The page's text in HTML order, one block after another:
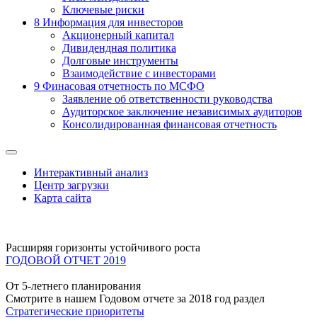
Ключевые риски
8 Информация для инвесторов
Акционерный капитал
Дивидендная политика
Долговые инструменты
Взаимодействие с инвеcторами
9 Финасовая отчетность по МСФО
Заявление об ответственности руководства
Аудиторское заключение независимых аудиторов
Консолидированная финансовая отчетность
Интерактивный анализ
Центр загрузки
Карта сайта
Расширяя горизонты устойчивого роста
ГОДОВОЙ ОТЧЕТ 2019
От 5-летнего планирования
Смотрите в нашем Годовом отчете за 2018 год раздел
Стратегические приоритеты